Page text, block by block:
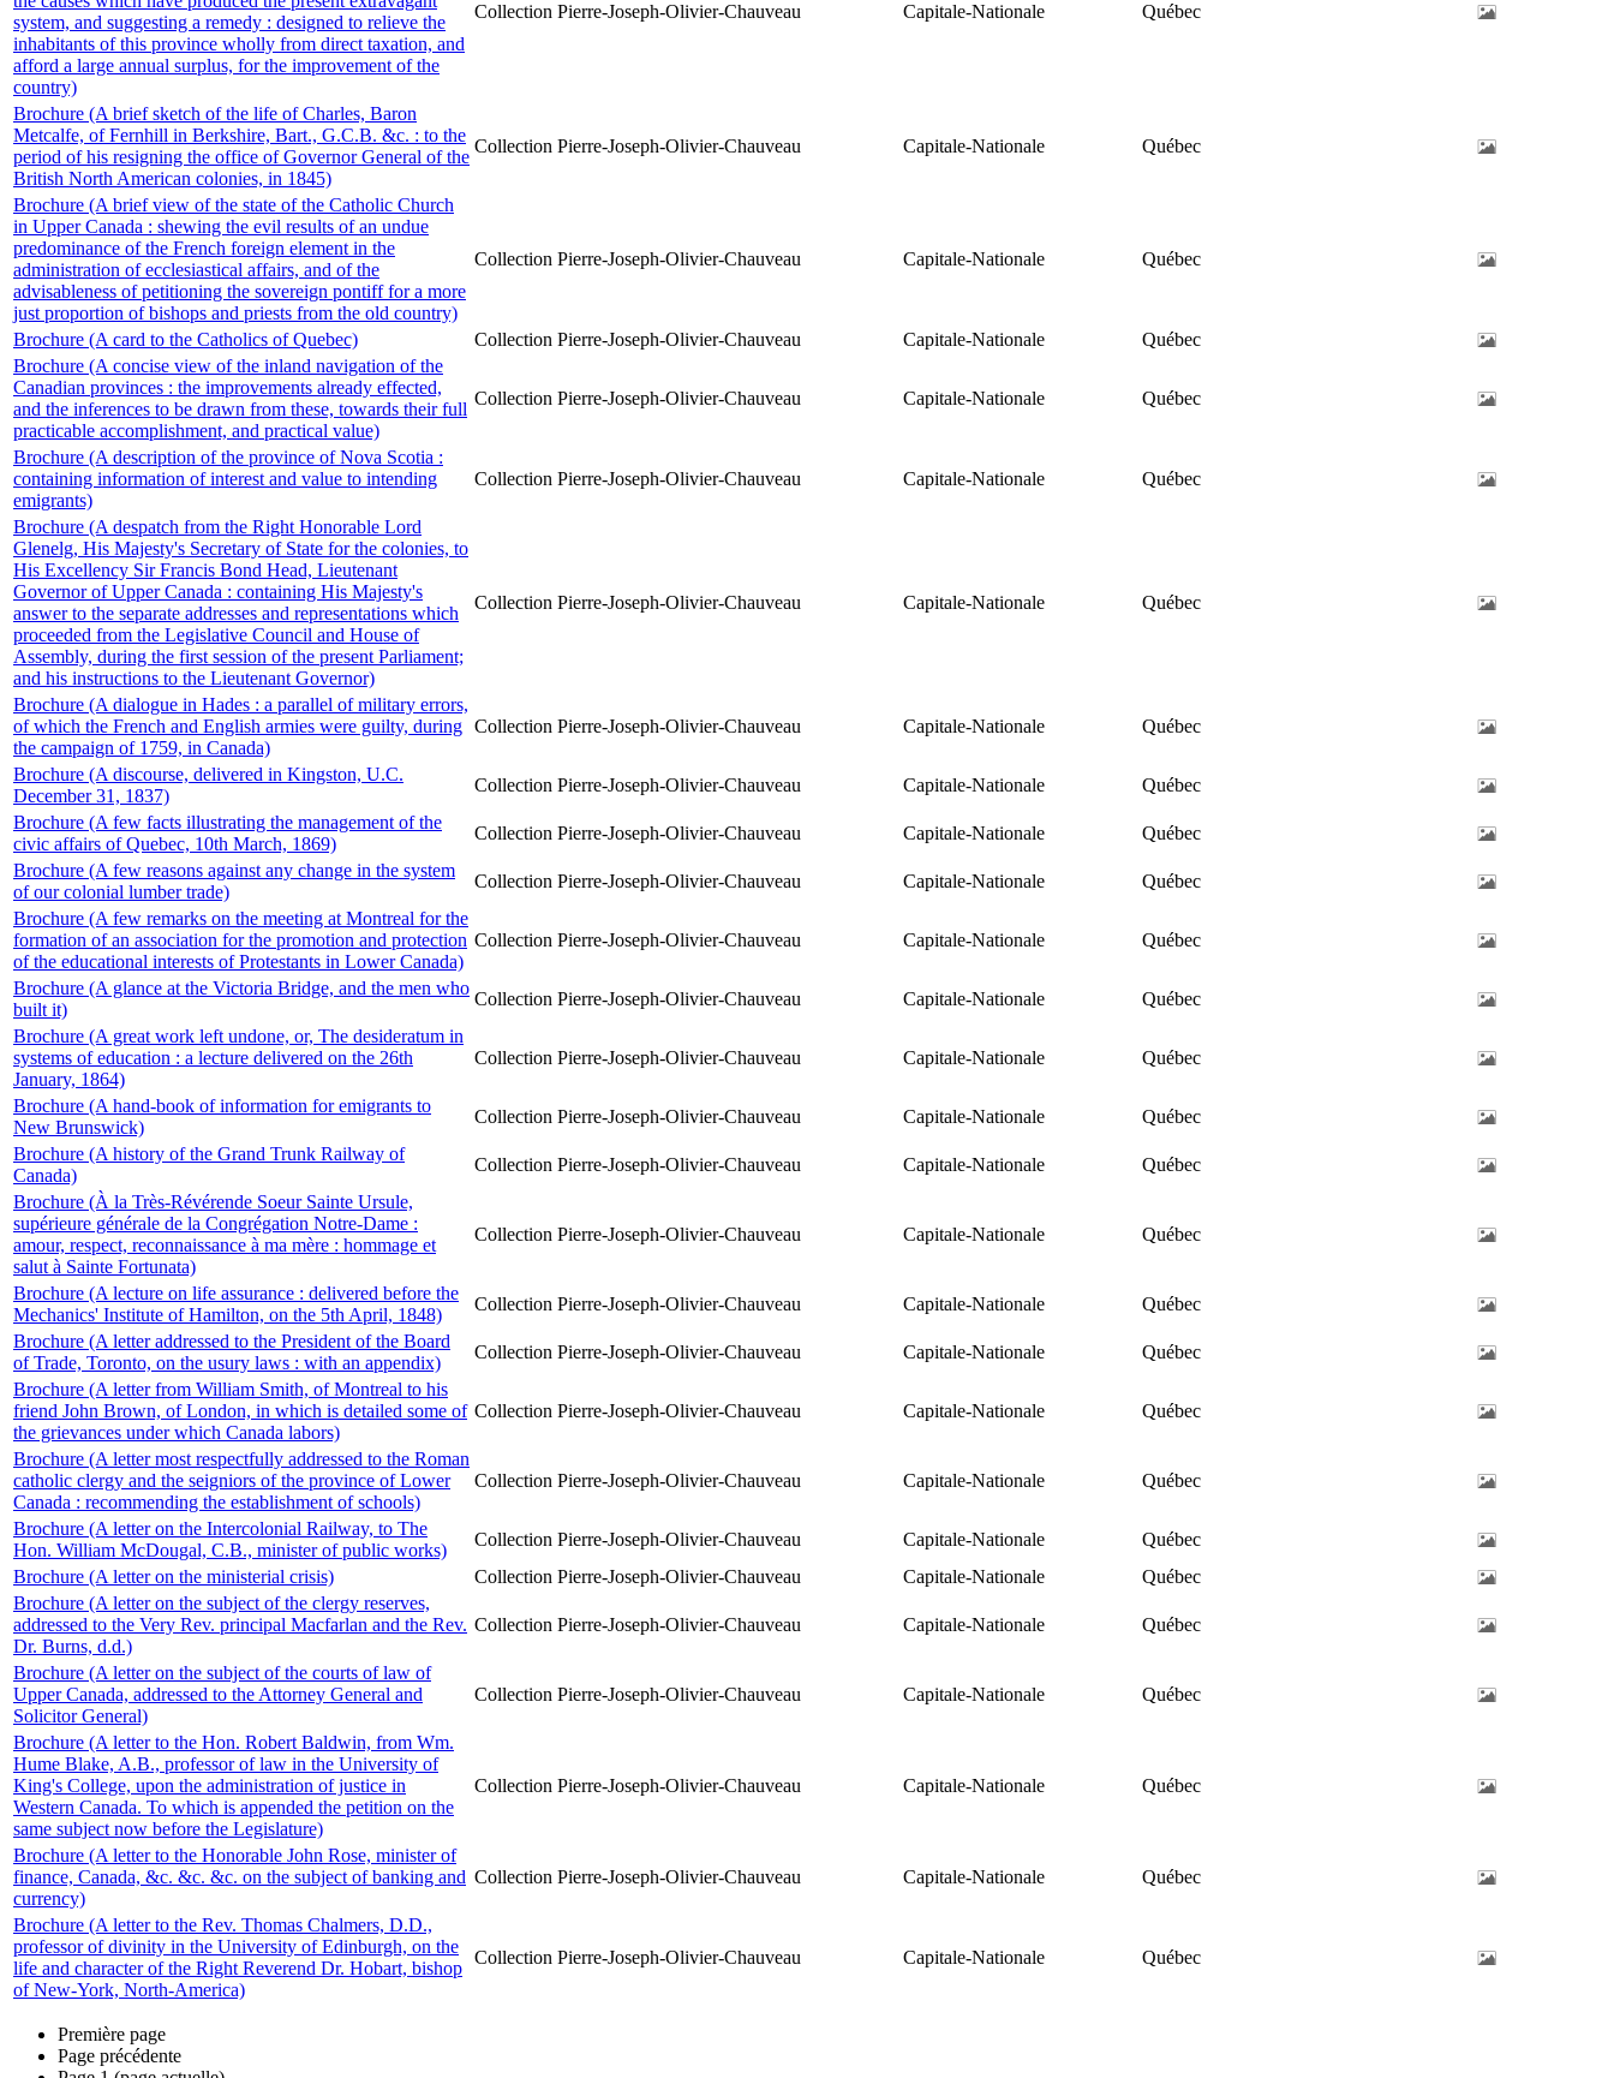
system, and suggesting a remedy : designed to relieve the
inhabitants of this province wholly from direct taxation, and
afford a large annual surplus, for the improvement of the
country)
Collection Pierre-Joseph-Olivier-Chauveau Capitale-Nationale Québec
Brochure (A brief sketch of the life of Charles, Baron
Metcalfe, of Fernhill in Berkshire, Bart., G.C.B. &c. : to the
period of his resigning the office of Governor General of the
British North American colonies, in 1845)
Collection Pierre-Joseph-Olivier-Chauveau Capitale-Nationale Québec
Brochure (A brief view of the state of the Catholic Church
in Upper Canada : shewing the evil results of an undue
predominance of the French foreign element in the
administration of ecclesiastical affairs, and of the
advisableness of petitioning the sovereign pontiff for a more
just proportion of bishops and priests from the old country)
Collection Pierre-Joseph-Olivier-Chauveau Capitale-Nationale Québec
Brochure (A card to the Catholics of Quebec) Collection Pierre-Joseph-Olivier-Chauveau Capitale-Nationale
Québec
Brochure (A concise view of the inland navigation of the
Canadian provinces : the improvements already effected,
and the inferences to be drawn from these, towards their full
practicable accomplishment, and practical value)
Collection Pierre-Joseph-Olivier-Chauveau Capitale-Nationale Québec
Brochure (A description of the province of Nova Scotia :
containing information of interest and value to intending
emigrants)
Collection Pierre-Joseph-Olivier-Chauveau Capitale-Nationale Québec
Brochure (A despatch from the Right Honorable Lord
Glenelg, His Majesty's Secretary of State for the colonies, to
His Excellency Sir Francis Bond Head, Lieutenant
Governor of Upper Canada : containing His Majesty's
answer to the separate addresses and representations which
proceeded from the Legislative Council and House of
Assembly, during the first session of the present Parliament;
and his instructions to the Lieutenant Governor)
Collection Pierre-Joseph-Olivier-Chauveau Capitale-Nationale Québec
Brochure (A dialogue in Hades : a parallel of military errors,
of which the French and English armies were guilty, during
the campaign of 1759, in Canada)
Collection Pierre-Joseph-Olivier-Chauveau Capitale-Nationale Québec
Brochure (A discourse, delivered in Kingston, U.C.
December 31, 1837)
Collection Pierre-Joseph-Olivier-Chauveau Capitale-Nationale
Québec
Brochure (A few facts illustrating the management of the
civic affairs of Quebec, 10th March, 1869)
Collection Pierre-Joseph-Olivier-Chauveau Capitale-Nationale
Québec
Brochure (A few reasons against any change in the system
of our colonial lumber trade)
Collection Pierre-Joseph-Olivier-Chauveau Capitale-Nationale
Québec
Brochure (A few remarks on the meeting at Montreal for the
formation of an association for the promotion and protection
of the educational interests of Protestants in Lower Canada)
Collection Pierre-Joseph-Olivier-Chauveau Capitale-Nationale Québec
Brochure (A glance at the Victoria Bridge, and the men who
built it)
Collection Pierre-Joseph-Olivier-Chauveau Capitale-Nationale
Québec
Brochure (A great work left undone, or, The desideratum in
systems of education : a lecture delivered on the 26th
January, 1864)
Collection Pierre-Joseph-Olivier-Chauveau Capitale-Nationale Québec
Brochure (A hand-book of information for emigrants to
New Brunswick)
Collection Pierre-Joseph-Olivier-Chauveau Capitale-Nationale
Québec
Brochure (A history of the Grand Trunk Railway of
Canada)
Collection Pierre-Joseph-Olivier-Chauveau Capitale-Nationale
Québec
Brochure (À la Très-Révérende Soeur Sainte Ursule,
supérieure générale de la Congrégation Notre-Dame :
amour, respect, reconnaissance à ma mère : hommage et
salut à Sainte Fortunata)
Collection Pierre-Joseph-Olivier-Chauveau Capitale-Nationale Québec
Brochure (A lecture on life assurance : delivered before the
Mechanics' Institute of Hamilton, on the 5th April, 1848)
Collection Pierre-Joseph-Olivier-Chauveau Capitale-Nationale
Québec
Brochure (A letter addressed to the President of the Board
of Trade, Toronto, on the usury laws : with an appendix)
Collection Pierre-Joseph-Olivier-Chauveau Capitale-Nationale
Québec
Brochure (A letter from William Smith, of Montreal to his
friend John Brown, of London, in which is detailed some of
the grievances under which Canada labors)
Collection Pierre-Joseph-Olivier-Chauveau Capitale-Nationale Québec
Brochure (A letter most respectfully addressed to the Roman
catholic clergy and the seigniors of the province of Lower
Canada : recommending the establishment of schools)
Collection Pierre-Joseph-Olivier-Chauveau Capitale-Nationale Québec
Brochure (A letter on the Intercolonial Railway, to The
Hon. William McDougal, C.B., minister of public works)
Collection Pierre-Joseph-Olivier-Chauveau Capitale-Nationale
Québec
Brochure (A letter on the ministerial crisis)
Collection Pierre-Joseph-Olivier-Chauveau Capitale-Nationale
Québec
Brochure (A letter on the subject of the clergy reserves,
addressed to the Very Rev. principal Macfarlan and the Rev.
Dr. Burns, d.d.)
Collection Pierre-Joseph-Olivier-Chauveau Capitale-Nationale Québec
Brochure (A letter on the subject of the courts of law of
Upper Canada, addressed to the Attorney General and
Solicitor General)
Collection Pierre-Joseph-Olivier-Chauveau Capitale-Nationale Québec
Brochure (A letter to the Hon. Robert Baldwin, from Wm.
Hume Blake, A.B., professor of law in the University of
King's College, upon the administration of justice in
Western Canada. To which is appended the petition on the
same subject now before the Legislature)
Collection Pierre-Joseph-Olivier-Chauveau Capitale-Nationale Québec
Brochure (A letter to the Honorable John Rose, minister of
finance, Canada, &c. &c. &c. on the subject of banking and
currency)
Collection Pierre-Joseph-Olivier-Chauveau Capitale-Nationale Québec
Brochure (A letter to the Rev. Thomas Chalmers, D.D.,
professor of divinity in the University of Edinburgh, on the
life and character of the Right Reverend Dr. Hobart, bishop
of New-York, North-America)
Collection Pierre-Joseph-Olivier-Chauveau Capitale-Nationale Québec
Première page
Page précédente